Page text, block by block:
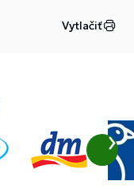
Vytlačiť